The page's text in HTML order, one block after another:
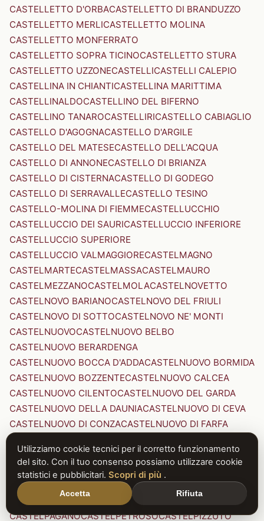
CASTELLETTO D'ORBACASTELLETTO DI BRANDUZZO
CASTELLETTO MERLICASTELLETTO MOLINA
CASTELLETTO MONFERRATO
CASTELLETTO SOPRA TICINOCASTELLETTO STURA
CASTELLETTO UZZONECASTELLICASTELLI CALEPIO
CASTELLINA IN CHIANTICASTELLINA MARITTIMA
CASTELLINALDOCASTELLINO DEL BIFERNO
CASTELLINO TANAROCASTELLIRICASTELLO CABIAGLIO
CASTELLO D'AGOGNACASTELLO D'ARGILE
CASTELLO DEL MATESECASTELLO DELL'ACQUA
CASTELLO DI ANNONECASTELLO DI BRIANZA
CASTELLO DI CISTERNACASTELLO DI GODEGO
CASTELLO DI SERRAVALLECASTELLO TESINO
CASTELLO-MOLINA DI FIEMMECASTELLUCCHIO
CASTELLUCCIO DEI SAURICASTELLUCCIO INFERIORE
CASTELLUCCIO SUPERIORE
CASTELLUCCIO VALMAGGIORECASTELMAGNO
CASTELMARTECASTELMASSACASTELMAURO
CASTELMEZZANOCASTELMOLACASTELNOVETTO
CASTELNOVO BARIANOCASTELNOVO DEL FRIULI
CASTELNOVO DI SOTTOCASTELNOVO NE' MONTI
CASTELNUOVOCASTELNUOVO BELBO
CASTELNUOVO BERARDENGA
CASTELNUOVO BOCCA D'ADDACASTELNUOVO BORMIDA
CASTELNUOVO BOZZENTECASTELNUOVO CALCEA
CASTELNUOVO CILENTOCASTELNUOVO DEL GARDA
CASTELNUOVO DELLA DAUNIACASTELNUOVO DI CEVA
CASTELNUOVO DI CONZACASTELNUOVO DI FARFA
CASTELNUOVO DI PORTO CASTELNUOVO DON BOSCO
CASTELNUOVO MAGRACASTELNUOVO NIGRA
CASTELNUOVO PARANOCASTELNUOVO RANGONE
CASTELNUOVO SCRIVIA
CASTELNUOVO VAL DI CECINA
CASTELPAGANOCASTELPETROSOCASTELPIZZUTO
Utilizziamo cookie tecnici per il corretto funzionamento
del sito. Con il tuo consenso possiamo utilizzare cookie
statistici e pubblicitari. Scopri di più .
Accetta Rifiuta